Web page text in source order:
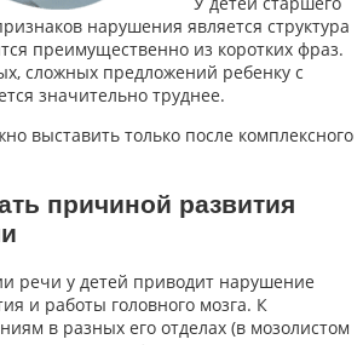
нарушения является структура
преимущественно из коротких фраз.
сложных предложений ребенку с
значительно труднее.
выставить только после комплексного
причиной развития
речи у детей приводит нарушение
и работы головного мозга. К
в разных его отделах (в мозолистом